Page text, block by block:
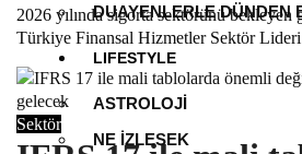
DUAYENLERLE DÜNDEN
LIFESTYLE
ASTROLOJI
NE İZLESEK
2026 yılında sigorta sektörünü
Türkiye Finansal Hizmetler Sektör Lideri
Sektör